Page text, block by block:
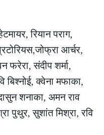
रियान पराग,
आर्चर,
फरेरा, संदीप शर्मा,
बिश्नोई, क्वेना मफाका,
शनाका, अमन राव
पुथुर, सुशांत मिश्रा, रवि